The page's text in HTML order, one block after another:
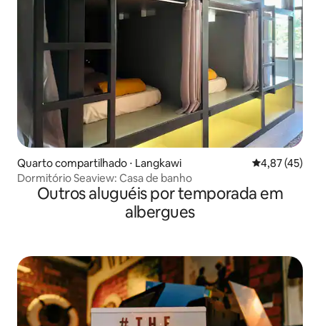
Quarto compartilhado ⋅ Langkawi 4,87 de uma
4,87 (45)
Dormitório Seaview: Casa de banho
Outros aluguéis por temporada em
albergues